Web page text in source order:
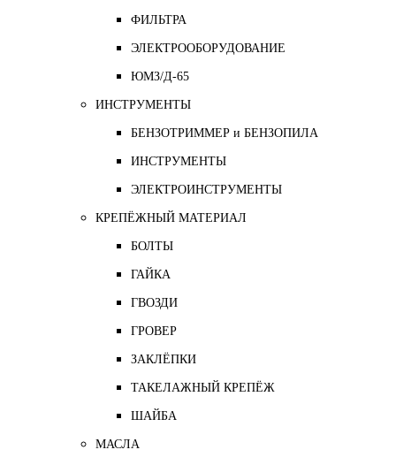
ФИЛЬТРА
ЭЛЕКТРООБОРУДОВАНИЕ
ЮМЗ/Д-65
ИНСТРУМЕНТЫ
БЕНЗОТРИММЕР и БЕНЗОПИЛА
ИНСТРУМЕНТЫ
ЭЛЕКТРОИНСТРУМЕНТЫ
КРЕПЁЖНЫЙ МАТЕРИАЛ
БОЛТЫ
ГАЙКА
ГВОЗДИ
ГРОВЕР
ЗАКЛЁПКИ
ТАКЕЛАЖНЫЙ КРЕПЁЖ
ШАЙБА
МАСЛА